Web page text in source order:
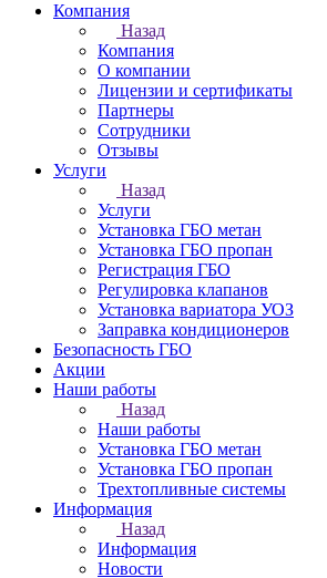
Компания
Назад
Компания
О компании
Лицензии и сертификаты
Партнеры
Сотрудники
Отзывы
Услуги
Назад
Услуги
Установка ГБО метан
Установка ГБО пропан
Регистрация ГБО
Регулировка клапанов
Установка вариатора УОЗ
Заправка кондиционеров
Безопасность ГБО
Акции
Наши работы
Назад
Наши работы
Установка ГБО метан
Установка ГБО пропан
Трехтопливные системы
Информация
Назад
Информация
Новости